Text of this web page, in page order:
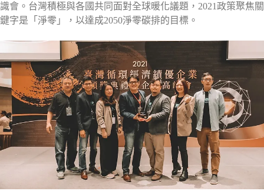
識會。台灣積極與各國共同面對全球暖化議題，2021政策聚焦關
鍵字是「淨零」，以達成2050淨零碳排的目標。